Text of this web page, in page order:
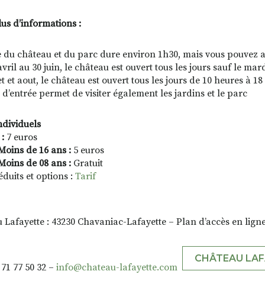
d’informations :
du château et du parc dure environ 1h30, mais vous pouvez
au 30 juin, le château est ouvert tous les jours sauf le
et aout, le château est ouvert tous les jours de 10 heures à
permet de visiter également les jardins et le parc
: 7 euros
de 16 ans : 5 euros
de 08 ans : Gratuit
et options : Tarif
Lafayette : 43230 Chavaniac-Lafayette – Plan d’accès en
77 50 32 – info@chateau-lafayette.com
CHÂTEAU